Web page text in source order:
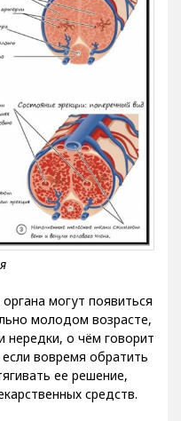
могут появиться
молодом возрасте,
нередки, о чём говорит
вовремя обратить
ее решение,
средств.